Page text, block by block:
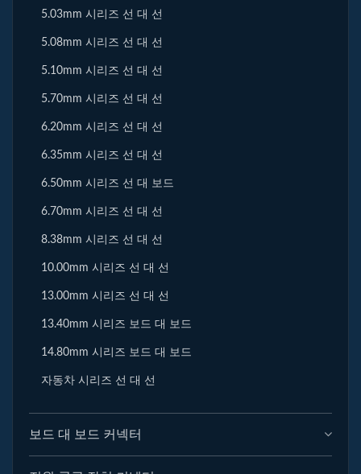
5.03mm 시리즈 선 대 선
5.08mm 시리즈 선 대 선
5.10mm 시리즈 선 대 선
5.70mm 시리즈 선 대 선
6.20mm 시리즈 선 대 선
6.35mm 시리즈 선 대 선
6.50mm 시리즈 선 대 보드
6.70mm 시리즈 선 대 선
8.38mm 시리즈 선 대 선
10.00mm 시리즈 선 대 선
13.00mm 시리즈 선 대 선
13.40mm 시리즈 보드 대 보드
14.80mm 시리즈 보드 대 보드
자동차 시리즈 선 대 선
보드 대 보드 커넥터